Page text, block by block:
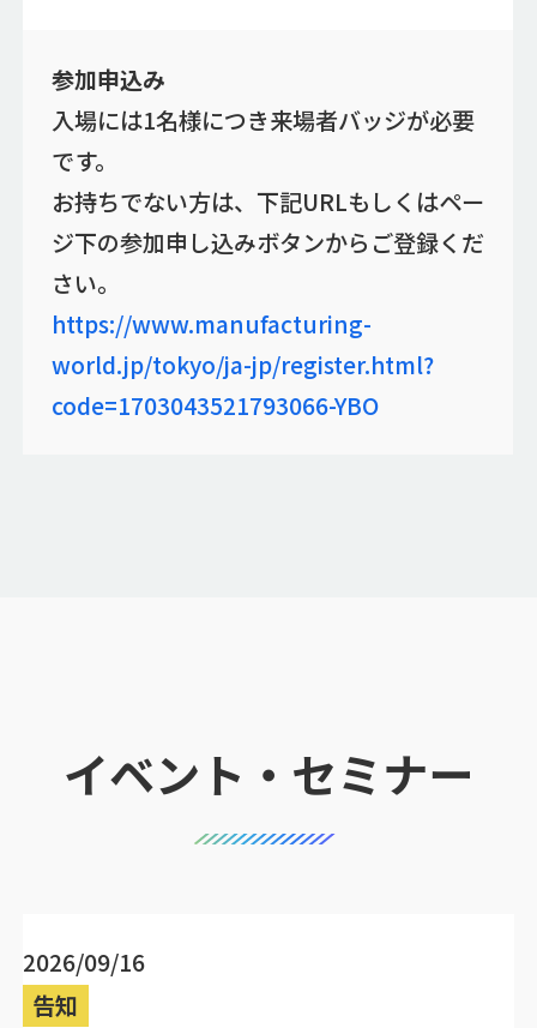
参加申込み
入場には1名様につき来場者バッジが必要
です。
お持ちでない方は、下記URLもしくはペー
ジ下の参加申し込みボタンからご登録くだ
さい。
https://www.manufacturing-
world.jp/tokyo/ja-jp/register.html?
code=1703043521793066-YBO
イベント・セミナー
2026/09/16
告知